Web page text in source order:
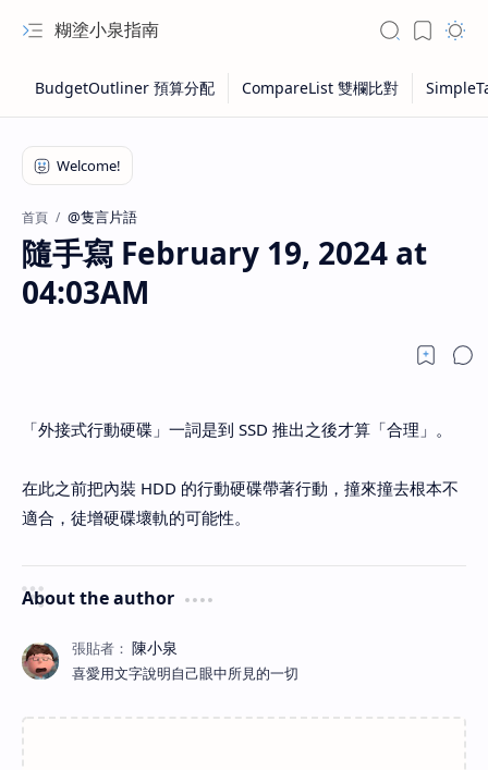
糊塗小泉指南
首頁 @隻言片語
隨手寫 February 19, 2024 at
04:03AM
「外接式行動硬碟」一詞是到 SSD 推出之後才算「合理」。
在此之前把內裝 HDD 的行動硬碟帶著行動，撞來撞去根本不
適合，徒增硬碟壞軌的可能性。
About the author
喜愛用文字說明自己眼中所見的一切